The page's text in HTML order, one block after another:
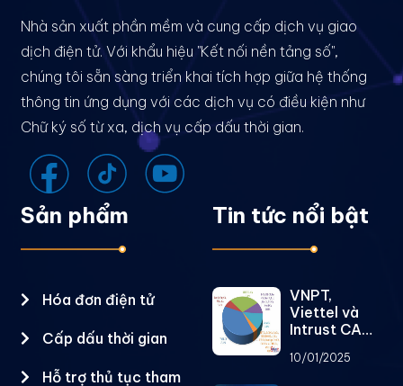
Nhà sản xuất phần mềm và cung cấp dịch vụ giao
dịch điện tử. Với khẩu hiệu "Kết nối nền tảng số",
chúng tôi sẵn sàng triển khai tích hợp giữa hệ thống
thông tin ứng dụng với các dịch vụ có điều kiện như
Chữ ký số từ xa, dịch vụ cấp dấu thời gian.
Sản phẩm
Hóa đơn điện tử
Cấp dấu thời gian
Hỗ trợ thủ tục tham
Tin tức nổi bật
VNPT,
Viettel và
Intrust CA
79% thị
10/01/2025